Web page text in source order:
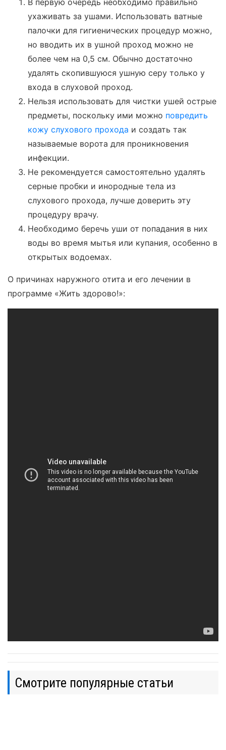
ухаживать за ушами. Использовать ватные
палочки для гигиенических процедур можно,
но вводить их в ушной проход можно не
более чем на 0,5 см. Обычно достаточно
удалять скопившуюся ушную серу только у
входа в слуховой проход.
Нельзя использовать для чистки ушей острые
предметы, поскольку ими можно повредить
кожу слухового прохода и создать так
называемые ворота для проникновения
инфекции.
Не рекомендуется самостоятельно удалять
серные пробки и инородные тела из
слухового прохода, лучше доверить эту
процедуру врачу.
Необходимо беречь уши от попадания в них
воды во время мытья или купания, особенно в
открытых водоемах.
О причинах наружного отита и его лечении в
программе «Жить здорово!»:
Смотрите популярные статьи